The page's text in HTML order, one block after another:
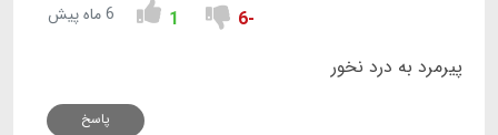
-6
1 6 ماه پیش
پیرمرد به درد نخور
پاسخ